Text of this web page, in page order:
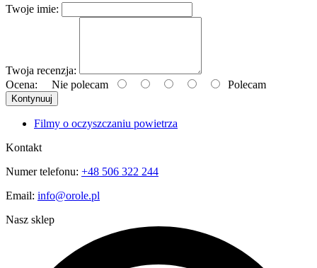
Twoje imie:
Twoja recenzja:
Ocena: Nie polecam Polecam
Kontynuuj
Filmy o oczyszczaniu powietrza
Kontakt
Numer telefonu: +48 506 322 244
Email: info@orole.pl
Nasz sklep